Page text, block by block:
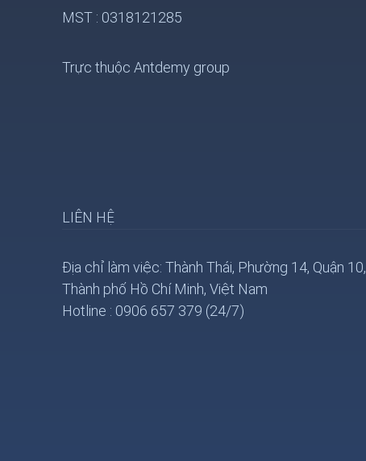
MST : 0318121285
Trực thuộc Antdemy group
LIÊN HỆ
Địa chỉ làm việc: Thành Thái, Phường 14, Quận 10,
Thành phố Hồ Chí Minh, Việt Nam
Hotline : 0906 657 379 (24/7)